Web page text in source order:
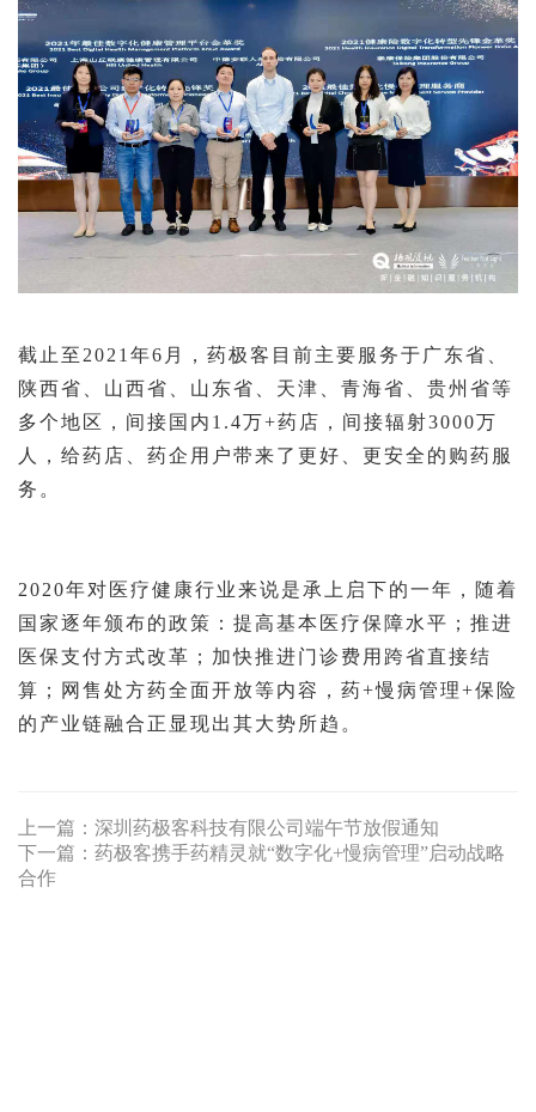
截止至 2021 年6 月，药极客目前主要服务于广东省、
陕西省、山西省、山东省、天津、青海省、贵州省等
多个地区，间接国内 1.4万+药店，间接辐射3000万
人
， 给药店、药企用户带来了 更好
更安全的购药服
务 。
2020年对医疗健康行业来说是承上启下的一年，随着
国家逐年颁布的政策：提高基本医疗保障水平；推进
医保支付方式改革；加快推进门诊费用跨省直接结
算；网售处方药全面开放等内容， 药+慢病管理+保险
的产业链融合正显现出其大势所趋 。
上一篇： 深圳药极客科技有限公司端午节放假通知
下一篇： 药极客携手药精灵就“数字化+慢病管理”启动战略
合作